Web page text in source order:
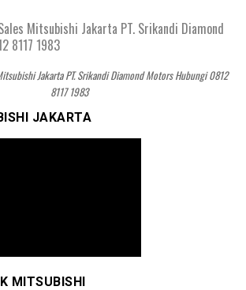
Jakarta PT. Srikandi Diamond Motors Hubungi 0812
8117 1983
JAKARTA